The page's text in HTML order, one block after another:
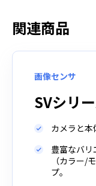
関連商品
画像センサ
SVシリ
カメラと本
豊富なバ
（カラー/
プ。